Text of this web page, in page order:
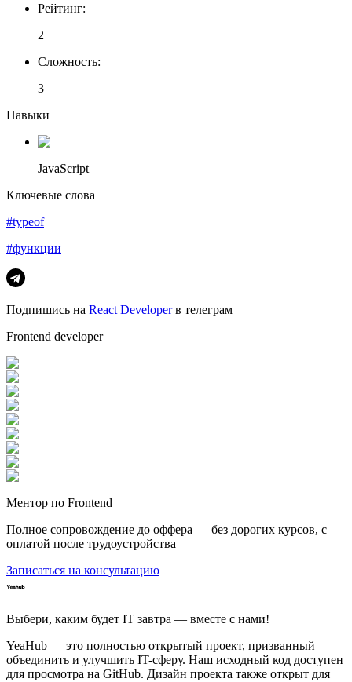
Рейтинг:
2
Сложность:
3
Навыки
JavaScript
Ключевые слова
#typeof
#функции
Подпишись на React Developerв телеграм
Frontend developer
Ментор по Frontend
Полное сопровождение до оффера — без дорогих курсов, с
оплатой после трудоустройства
Записаться на консультацию
Выбери, каким будет IT завтра — вместе c нами!
YeaHub — это полностью открытый проект, призванный
объединить и улучшить IT-сферу. Наш исходный код доступен
для просмотра на GitHub. Дизайн проекта также открыт для